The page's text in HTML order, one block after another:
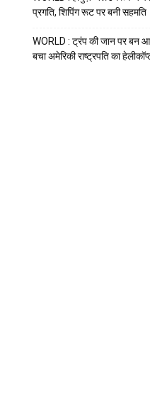
प्रगति, शिपिंग रूट पर बनी सहमति
WORLD : ट्रंप की जान पर बन
बचा अमेरिकी राष्ट्रपति का